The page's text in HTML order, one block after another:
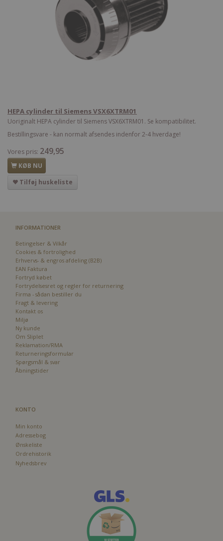
HEPA cylinder til Siemens VSX6XTRM01
Uoriginalt HEPA cylinder til Siemens VSX6XTRM01. Se kompatibilitet.
Bestillingsvare - kan normalt afsendes indenfor 2-4 hverdage!
Vores pris: 249,95
KØB NU
Tilføj huskeliste
INFORMATIONER
Betingelser & Vilkår
Cookies & fortrolighed
Erhvervs- & engros afdeling (B2B)
EAN Faktura
Fortryd købet
Fortrydelsesret og regler for returnering
Firma - sådan bestiller du
Fragt & levering
Kontakt os
Miljø
Ny kunde
Om Sliplet
Reklamation/RMA
Returneringsformular
Spørgsmål & svar
Åbningstider
KONTO
Min konto
Adressebog
Ønskeliste
Ordrehistorik
Nyhedsbrev